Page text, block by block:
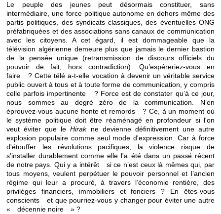
Le peuple des jeunes peut désormais constituer, sans
intermédiaire, une force politique autonome en dehors même des
partis politiques, des syndicats classiques, des éventuelles ONG
préfabriquées et des associations sans canaux de communication
avec les citoyens. A cet égard, il est dommageable que la
télévision algérienne demeure plus que jamais le dernier bastion
de la pensée unique (retransmission de discours officiels du
pouvoir de fait, hors contradiction). Qu’espéreriez-vous en
faire ? Cette télé a-t-elle vocation à devenir un véritable service
public ouvert à tous et à toute forme de communication, y compris
celle parfois impertinente ? Force est de constater qu’à ce jour,
nous sommes au degré zéro de la communication. N’en
éprouvez-vous aucune honte et remords ? Ce, à un moment où
le système politique doit être réaménagé en profondeur si l'on
veut éviter que le Hirakne devienne définitivement une autre
explosion populaire comme seul mode d'expression. Car à force
d'étouffer les révolutions pacifiques, la violence risque de
s'installer durablement comme elle l'a été dans un passé récent
de notre pays. Qui y a intérêt si ce n’est ceux là mêmes qui, par
tous moyens, veulent perpétuer le pouvoir personnel et l’ancien
régime qui leur a procuré, à travers l’économie rentière, des
privilèges financiers, immobiliers et fonciers ? En êtes-vous
conscients et que pourriez-vous y changer pour éviter une autre
« décennie noire » ?